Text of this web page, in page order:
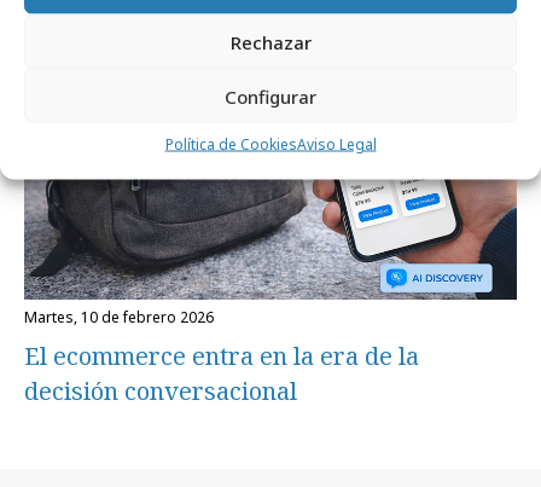
Rechazar
Configurar
Política de CookiesAviso Legal
martes, 10 de febrero 2026
El ecommerce entra en la era de la
decisión conversacional